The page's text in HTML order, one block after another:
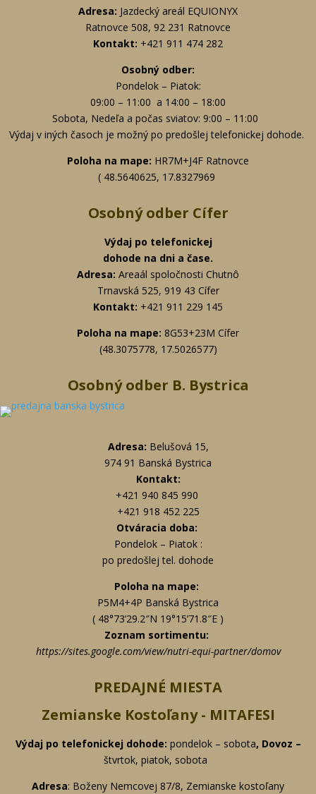
Adresa: Jazdecký areál EQUIONYX
Ratnovce 508, 92 231 Ratnovce
Kontakt: +421 911 474 282
Osobný odber:
Pondelok – Piatok:
09:00 – 11:00 a 14:00 – 18:00
Sobota, Nedeľa a počas sviatov: 9:00 – 11:00
Výdaj v iných časoch je možný po predošlej telefonickej dohode.
Poloha na mape: HR7M+J4F Ratnovce
( 48.5640625, 17.8327969
Osobný odber Cífer
Výdaj po telefonickej
dohode na dni a čase.
Adresa: Areaál spoločnosti Chutnô
Trnavská 525, 919 43 Cífer
Kontakt: +421 911 229 145
Poloha na mape: 8G53+23M Cífer
(48.3075778, 17.5026577)
Osobný odber B. Bystrica
Adresa: Belušová 15,
974 91 Banská Bystrica
Kontakt:
+421 940 845 990
+421 918 452 225
Otváracia doba:
Pondelok – Piatok :
po predošlej tel. dohode
Poloha na mape:
P5M4+4P Banská Bystrica
( 48°73’29.2″N 19°15’71.8″E )
Zoznam sortimentu:
https://sites.google.com/view/nutri-equi-partner/domov
PREDAJNÉ MIESTA
Zemianske Kostoľany - MITAFESI
Výdaj po telefonickej dohode: pondelok – sobota, Dovoz –
štvrtok, piatok, sobota
Adresa: Boženy Nemcovej 87/8, Zemianske kostoľany